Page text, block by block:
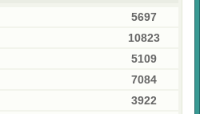
5697
10823
5109
7084
3922